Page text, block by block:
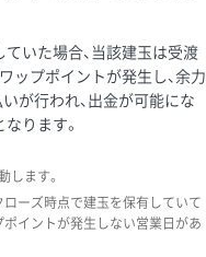
いた場合、当該建玉は受渡
ップポイントが発生し、余力
が行われ、出金が可能にな
ります。
します。
ローズ時点で建玉を保有していて
ポイントが発生しない営業日があ